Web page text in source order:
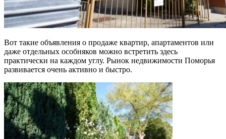
Вот такие объявления о продаже квартир, апартаментов или
даже отдельных особняков можно встретить здесь
практически на каждом углу. Рынок недвижимости Поморья
развивается очень активно и быстро.